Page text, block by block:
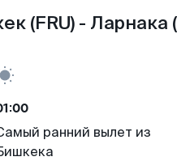
(FRU) - Ларнака
ранний вылет из